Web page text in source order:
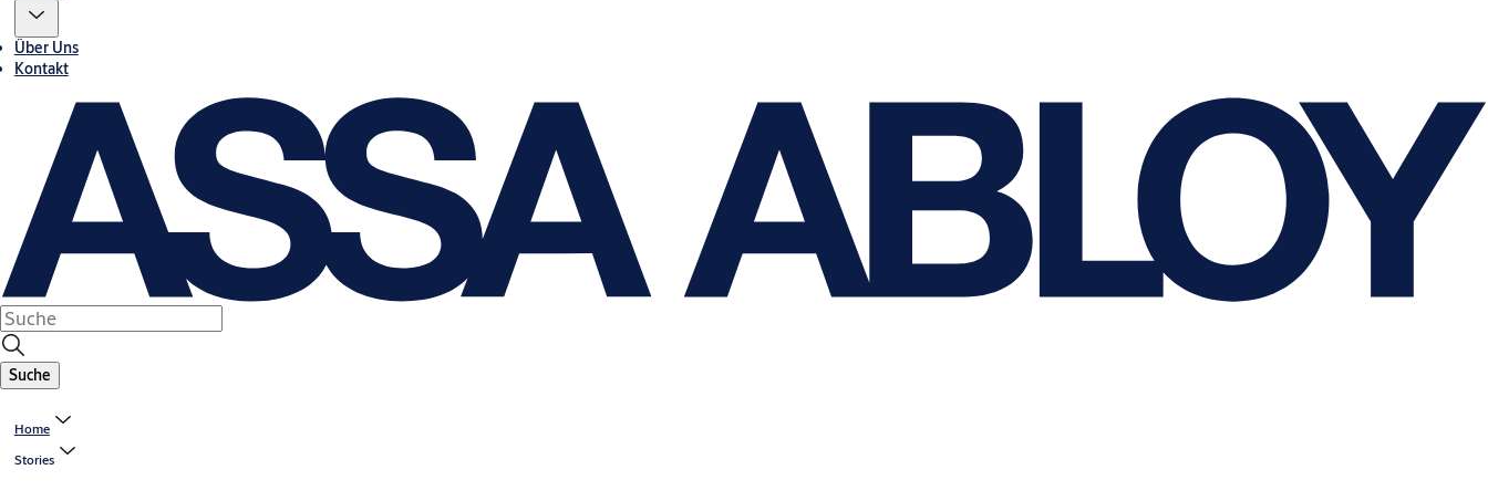
Über Uns
Kontakt
Suche
Home
Stories